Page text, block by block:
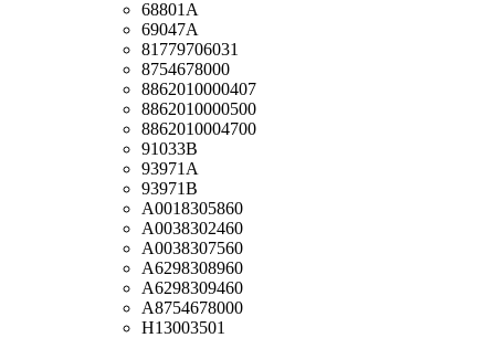
68801A
69047A
81779706031
8754678000
8862010000407
8862010000500
8862010004700
91033B
93971A
93971B
A0018305860
A0038302460
A0038307560
A6298308960
A6298309460
A8754678000
H13003501